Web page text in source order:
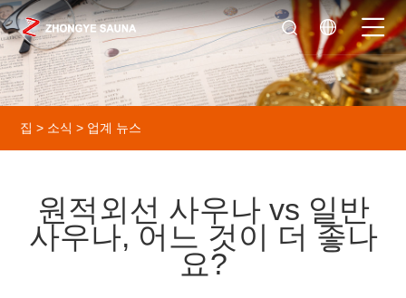
집 > 소식 > 업계 뉴스
원적외선 사우나 vs 일반
사우나, 어느 것이 더 좋나
요?